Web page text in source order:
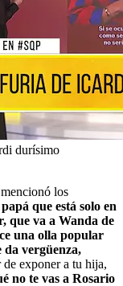
durísimo
los
que está solo en
que va a Wanda de
una olla popular
da vergüenza,
de exponer a tu hija,
no te vas a Rosario